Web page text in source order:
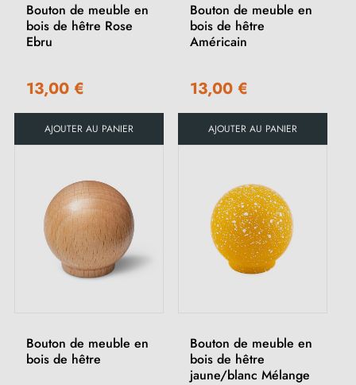
Bouton de meuble en
bois de hêtre Rose
Ebru
13,00 €
AJOUTER AU PANIER
Bouton de meuble en
bois de hêtre
Américain
13,00 €
AJOUTER AU PANIER
Bouton de meuble en
bois de hêtre
Bouton de meuble en
bois de hêtre
jaune/blanc Mélange